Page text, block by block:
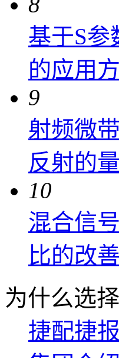
基于S
的应用
9
射频微
反射的
10
混合信
比的改
为什么选择
捷配捷报